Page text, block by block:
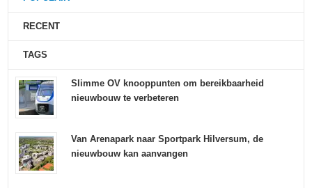
RECENT
TAGS
Slimme OV knooppunten om bereikbaarheid
nieuwbouw te verbeteren
Van Arenapark naar Sportpark Hilversum, de
nieuwbouw kan aanvangen